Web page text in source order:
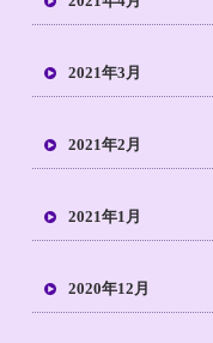
2021年3月
2021年2月
2021年1月
2020年12月